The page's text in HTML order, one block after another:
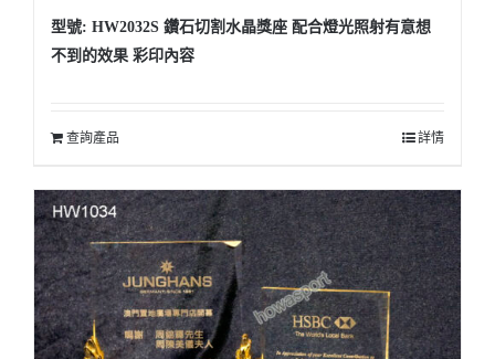
型號: HW2032S 鑽石切割水晶獎座 配合燈光照射有意想
不到的效果 彩印內容
查詢產品 詳情